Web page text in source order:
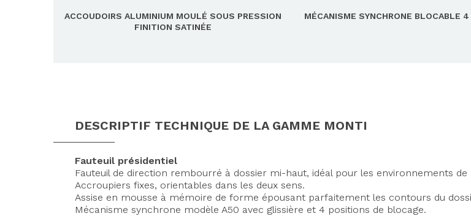
ACCOUDOIRS ALUMINIUM MOULÉ SOUS PRESSION
FINITION SATINÉE
MÉCANISME SYNCHRONE BLOCABLE
DESCRIPTIF TECHNIQUE DE LA GAMME MONTI
Fauteuil présidentiel
Fauteuil de direction rembourré à dossier mi-haut, idéal pour les environnements de
Accroupiers fixes, orientables dans les deux sens.
Assise en mousse à mémoire de forme épousant parfaitement les contours du
Mécanisme synchrone modèle A50 avec glissière et 4 positions de blocage.